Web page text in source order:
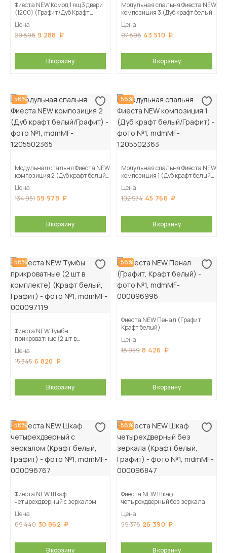
Фиеста NEW Комод 1 ящ 3 двери
(1200) (Графит/Дуб Крафт
Графит)
Цена
20 898 9 288
В корзину
Модульная спальня Фиеста NEW
композиция 3 (Дуб крафт белый/
Цена
97 898 43 510
В корзину
-56%
Модульная спальня Фиеста NEW
композиция 2 (Дуб крафт белый/
Цена
134 951 59 978
В корзину
-56%
Модульная спальня Фиеста NEW
композиция 1 (Дуб крафт белый/
Цена
102 974 45 766
В корзину
-56%
Фиеста NEW Тумбы
прикроватные (2 шт в
Графит)
Цена
15 345 6 820
В корзину
-56%
Фиеста NEW Пенал (Графит,
Крафт белый)
Цена
18 959 8 426
В корзину
-56%
Фиеста NEW Шкаф
четырехдверный с зеркалом
Цена
69 440 30 862
В корзину
-56%
Фиеста NEW Шкаф
четырехдверный без зеркала
Цена
59 378 26 390
В корзину